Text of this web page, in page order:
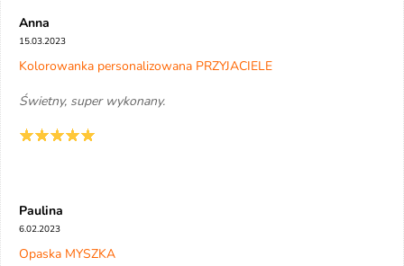
Anna
15.03.2023
Kolorowanka personalizowana PRZYJACIELE
Świetny, super wykonany.
Paulina
6.02.2023
Opaska MYSZKA